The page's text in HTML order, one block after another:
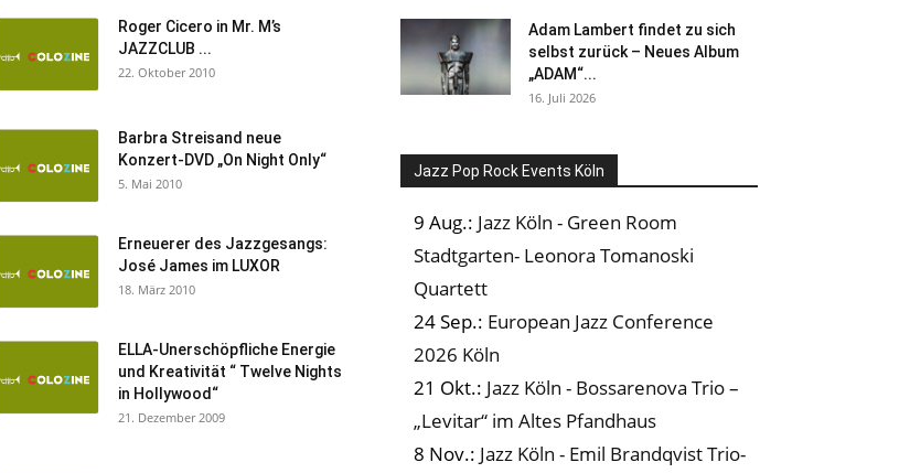
Roger Cicero in Mr. M’s
JAZZCLUB ...
22. Oktober 2010
Barbra Streisand neue
Konzert-DVD „On Night Only“
5. Mai 2010
Erneuerer des Jazzgesangs:
José James im LUXOR
18. März 2010
ELLA-Unerschöpfliche Energie
und Kreativität “ Twelve Nights
in Hollywood“
21. Dezember 2009
Adam Lambert findet zu sich
selbst zurück – Neues Album
„ADAM“...
16. Juli 2026
Jazz Pop Rock Events Köln
9 Aug.: Jazz Köln - Green Room
Stadtgarten- Leonora Tomanoski
Quartett
24 Sep.: European Jazz Conference
2026 Köln
21 Okt.: Jazz Köln - Bossarenova Trio –
„Levitar“ im Altes Pfandhaus
8 Nov.: Jazz Köln - Emil Brandqvist Trio-